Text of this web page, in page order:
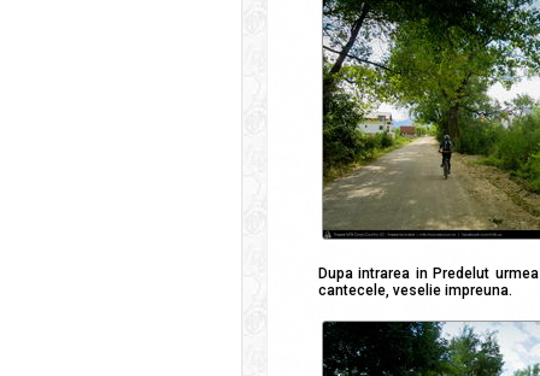
Dupa intrarea in Predelut
cantecele, veselie impreuna.